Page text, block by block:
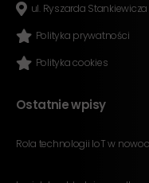
ul. Ryszarda Stankiewicza
Polityka prywatności
Polityka cookies
Ostatnie wpisy
Rola technologii IoT w